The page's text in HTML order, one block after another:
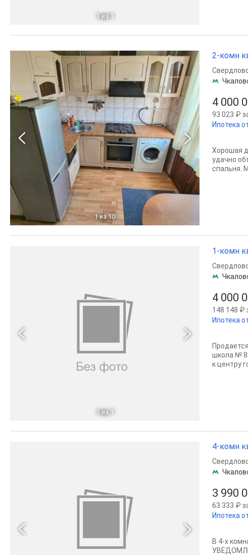
1 из 1
1 из 10
2-комн
4 000
93 023 ₽
Ипотека
Хорошая
удачно
спальня.
1 из 1
1-комн
4 000
148 148 ₽
Ипотека
школа №
к центру
4-комн
3 990
63 333 ₽
Ипотека
В 4-х